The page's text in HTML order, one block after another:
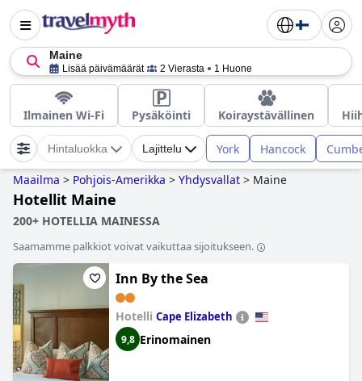
Maine
Lisää päivämäärät 2 Vierasta 1 Huone
Ilmainen Wi-Fi Pysäköinti Koiraystävällinen
Hintaluokka Lajittelu York Hancock
Maailma > Pohjois-Amerikka > Yhdysvallat > Maine
Hotellit Maine
200+ HOTELLIA MAINESSA
Saamamme palkkiot voivat vaikuttaa sijoitukseen.
Inn By the Sea
Hotelli Cape Elizabeth
9,8 Erinomainen